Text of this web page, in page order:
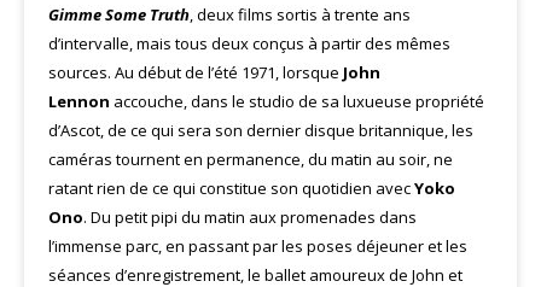
Gimme Some Truth, deux films sortis à trente ans
d’intervalle, mais tous deux conçus à partir des mêmes
sources. Au début de l’été 1971, lorsque John
Lennon accouche, dans le studio de sa luxueuse propriété
d’Ascot, de ce qui sera son dernier disque britannique, les
caméras tournent en permanence, du matin au soir, ne
ratant rien de ce qui constitue son quotidien avecYoko
Ono. Du petit pipi du matin aux promenades dans
l’immense parc, en passant par les poses déjeuner et les
séances d’enregistrement, le ballet amoureux de John et